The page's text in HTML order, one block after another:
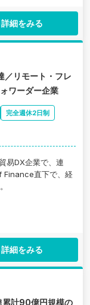
詳細をみる
／リモート・フレ
ワーダー企業
完全週休2日制
易DX企業で、連
Finance直下で、経
詳細をみる
累計90億円規模の